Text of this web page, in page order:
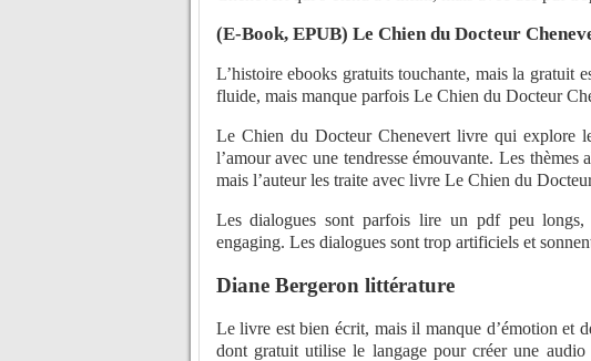
(E-Book, EPUB) Le Chien du Docteur
L’histoire ebooks gratuits touchante, mais la gratuit
fluide, mais manque parfois Le Chien du Docteur
Le Chien du Docteur Chenevert livre qui explore
l’amour avec une tendresse émouvante. Les
mais l’auteur les traite avec livre Le Chien du
Les dialogues sont parfois lire un pdf peu
engaging. Les dialogues sont trop artificiels et
Diane Bergeron littérature
Le livre est bien écrit, mais il manque d’émotion et
dont gratuit utilise le langage pour créer une